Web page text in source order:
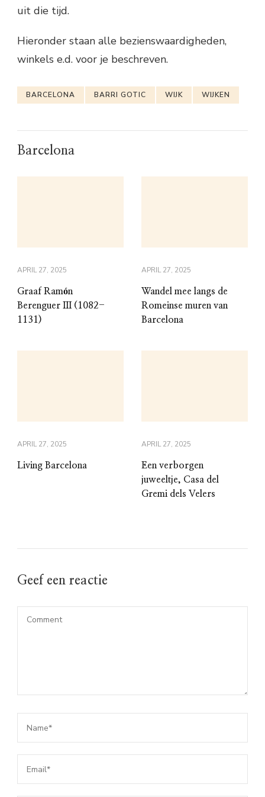
uit die tijd.
Hieronder staan alle bezienswaardigheden,
winkels e.d. voor je beschreven.
BARCELONA BARRI GOTIC WIJK WIJKEN
Barcelona
APRIL 27, 2025
Graaf Ramón
Berenguer III (1082-
1131)
APRIL 27, 2025
Wandel mee langs de
Romeinse muren van
Barcelona
APRIL 27, 2025
Living Barcelona
APRIL 27, 2025
Een verborgen
juweeltje, Casa del
Gremi dels Velers
Geef een reactie